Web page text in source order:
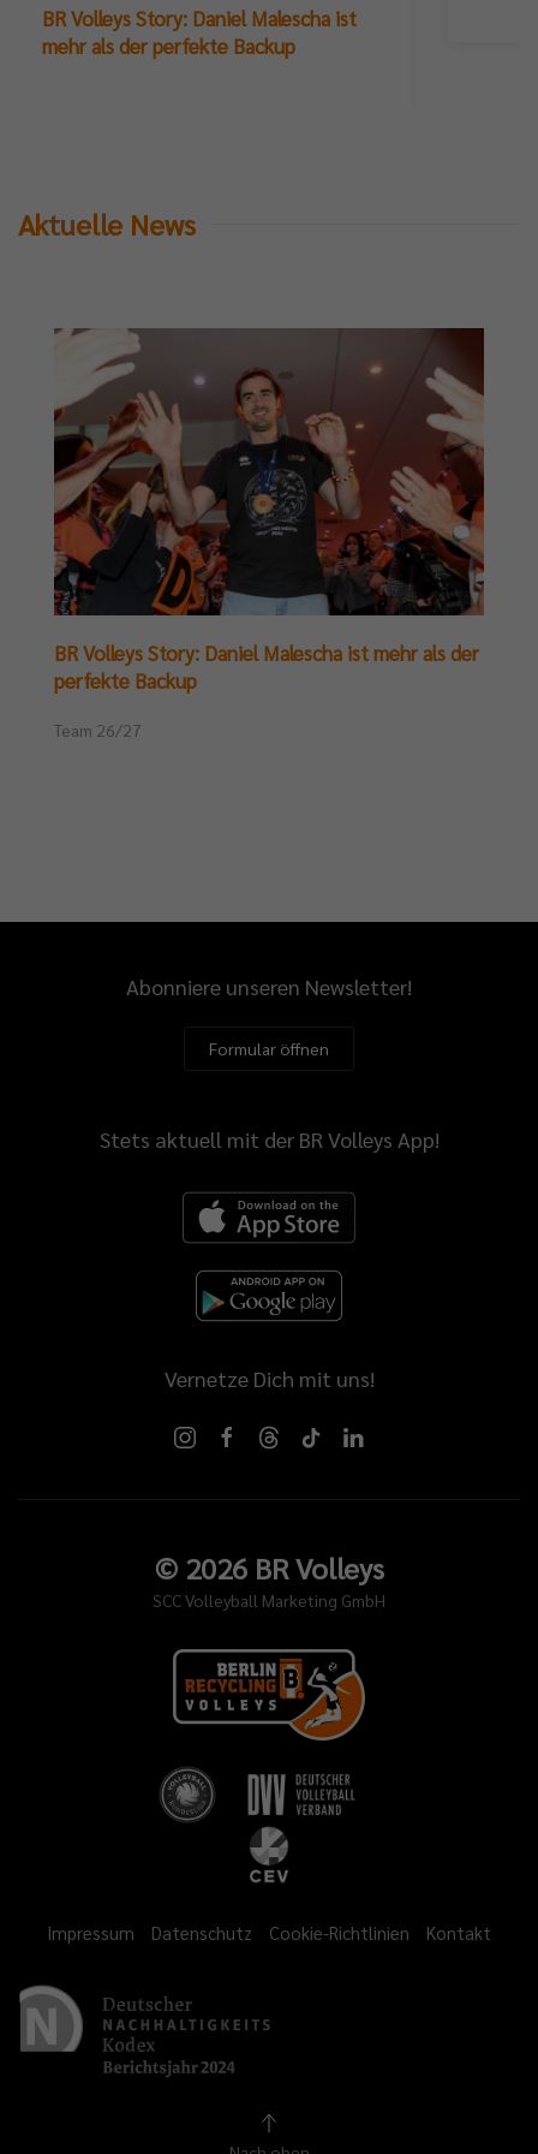
BR Volleys Story: Daniel Malescha ist
mehr als der perfekte Backup
Aktuelle News
BR Volleys Story: Daniel Malescha ist mehr als der
perfekte Backup
Team 26/27
Abonniere unseren Newsletter!
Formular öffnen
Stets aktuell mit der BR Volleys App!
Vernetze Dich mit uns!
© 2026BR Volleys
SCC Volleyball Marketing GmbH
Impressum Datenschutz Cookie-Richtlinien Kontakt